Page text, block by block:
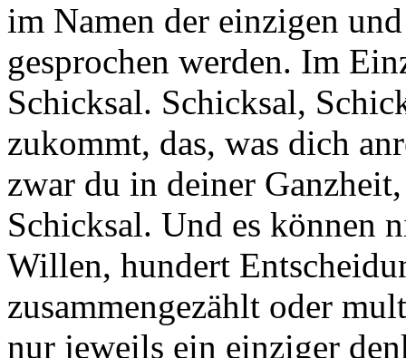
im Namen der einzigen
gesprochen werden. Im
Schicksal. Schicksal,
zukommt, das, was dich
zwar du in deiner
Schicksal. Und es können
Willen, hundert
zusammengezählt oder
nur jeweils ein einziger